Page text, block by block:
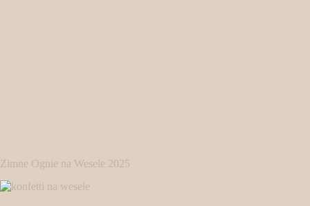
Zimne Ognie na Wesele 2025